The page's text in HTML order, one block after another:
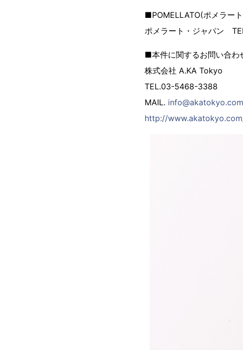
■POMELLATO(ポメラー
ポメラート・ジャパン
■本件に関するお問い合わ
株式会社 A.KA Tokyo
TEL.03-5468-3388
MAIL. info@akatokyo.com
http://